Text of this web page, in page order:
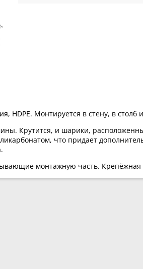
HDPE. Монтируется в стену, в
Крутится, и шарики,
что придает
монтажную часть. Крепёжная